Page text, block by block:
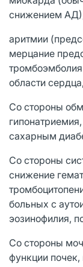
снижением
аритмии
мерцание
тромбоэмболия
области
Со стороны
сахарным
Со стороны
снижение
больных с
эозинофилия,
Со стороны
функции почек,